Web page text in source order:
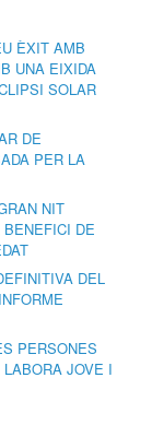
ÈXIT AMB
UNA EIXIDA
SOLAR
DE
PER LA
NIT
DE
DEL
PERSONES
JOVE I